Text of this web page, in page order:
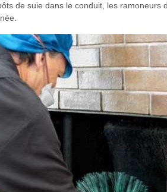
de suie dans le conduit, les ramoneurs